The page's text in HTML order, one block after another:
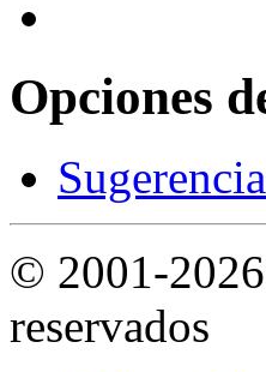
Opciones
© 2001-2026
reservados